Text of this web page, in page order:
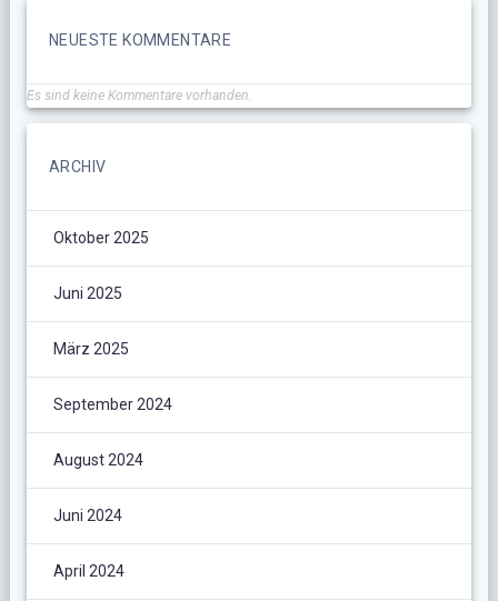
NEUESTE KOMMENTARE
Es sind keine Kommentare vorhanden.
ARCHIV
Oktober 2025
Juni 2025
März 2025
September 2024
August 2024
Juni 2024
April 2024